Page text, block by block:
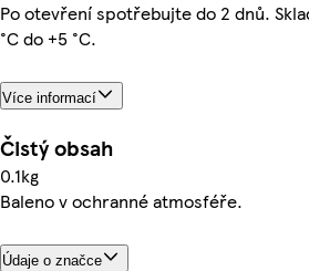
Po otevření spotřebujte do 2 dnů.
°C do +5 °C.
Více informací
Čistý obsah
0.1kg
Baleno v ochranné atmosféře.
Údaje o značce